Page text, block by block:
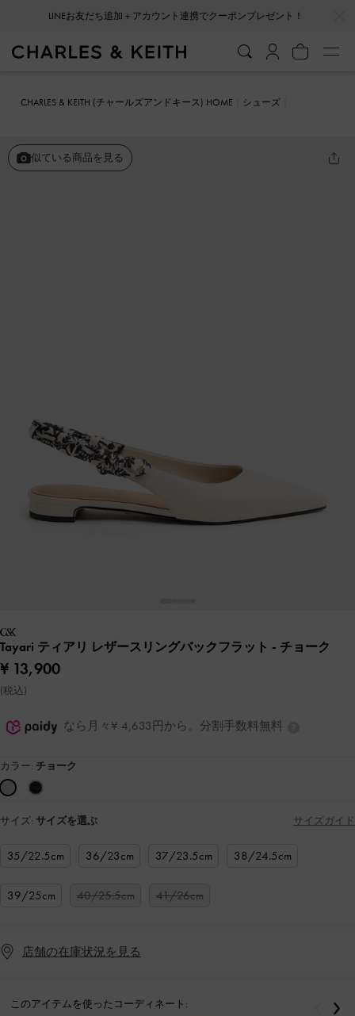
LINEお友だち追加＋アカウント連携でクーポンプレゼント！
CHARLES & KEITH (チャールズアンドキース) HOME
シューズ
似ている商品を見る
Tayari ティアリ レザースリングバックフラット - チョーク
¥ 13,900
(税込)
なら月々¥ 4,633円から。分割手数料無料
カラー: チョーク
サイズ: サイズを選ぶ サイズガイド
35/22.5cm 36/23cm 37/23.5cm 38/24.5cm
39/25cm 40/25.5cm 41/26cm
店舗の在庫状況を見る
このアイテムを使ったコーディネート: 戻る